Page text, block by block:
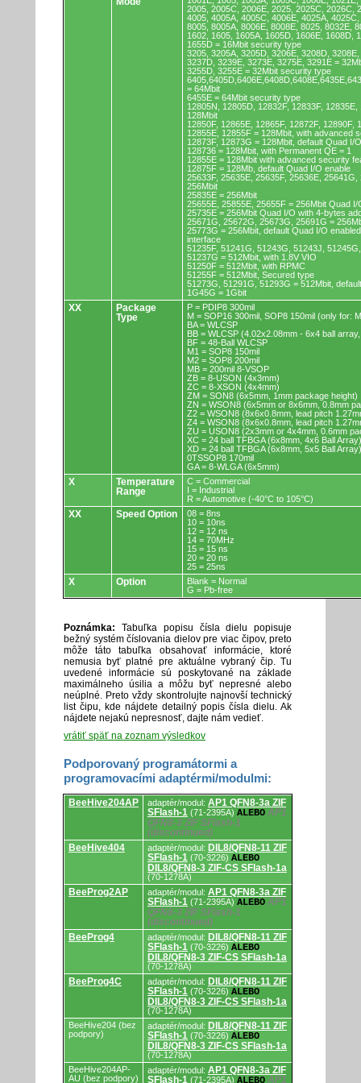
2005, 2005C, 2006E, 2025, 2025C, 2026C,
4005, 4005A, 4005C, 4006E, 4025A,
8005, 8005A, 8006E, 8008E, 8025, 8032E,
1602, 1605, 1605A, 1605D, 1606E, 1608D,
1655D = 16Mbit security type
3205, 3205A, 3205D, 3206E, 3208D,
3237D, 3239E, 3273E, 3275E, 3291E =
3255D, 3255E = 32Mbit security type
= 64Mbit
6455E = 64Mbit security type
12805N, 12805D, 12832F, 12833F,
128Mbit
12850F, 12865E, 12865F, 12872F, 12890F,
12855E, 12855F = 128Mbit, with advanced
12873F, 12873G = 128Mbit, default Quad I/
128736 = 128Mbit, with Permanent QE = 1
12855E = 128Mbit with advanced security
12875F = 128Mb, default Quad I/O enable
25633F, 25635E, 25635F, 25636E,
256Mbit
25835E = 256Mbit
25655E, 25855E, 25655F = 256Mbit Quad
25735E = 256Mbit Quad I/O with 4-bytes
25671G, 25672G, 25673G, 25691G =
25773G = 256Mbit, default Quad I/O
interface
51235F, 51241G, 51243G, 51243J,
51237G = 512Mbit, with 1.8V VIO
51250F = 512Mbit, with RPMC
51255F = 512Mbit, Secured type
51273G, 51291G, 51293G = 512Mbit,
1G45G = 1Gbit
XX
Package
Type
P = PDIP8 300mil
M = SOP16 300mil, SOP8 150mil (only for:
BA = WLCSP
BB = WLCSP (4.02x2.08mm - 6x4 ball
BF = 48-Ball WLCSP
M1 = SOP8 150mil
M2 = SOP8 200mil
MB = 200mil 8-VSOP
ZB = 8-USON (4x3mm)
ZC = 8-XSON (4x4mm)
ZM = SON8 (6x5mm, 1mm package height)
ZN = WSON8 (6x5mm or 8x6mm, 0.8mm
Z2 = WSON8 (8x6x0.8mm, lead pitch
Z4 = WSON8 (8x6x0.8mm, lead pitch
ZU = USON8 (2x3mm or 4x4mm, 0.6mm
XC = 24 ball TFBGA (6x8mm, 4x6 Ball Array)
XD = 24 ball TFBGA (6x8mm, 5x5 Ball Array)
0TSSOP8 170mil
GA = 8-WLGA (6x5mm)
X
Temperature
Range
C = Commercial
I = Industrial
R = Automotive (-40°C to 105°C)
XX Speed Option
08 = 8ns
10 = 10ns
12 = 12 ns
14 = 70MHz
15 = 15 ns
20 = 20 ns
25 = 25ns
X Option
Blank = Normal
G = Pb-free
Poznámka: Tabuľka popisu čísla dielu popisuje
bežný systém číslovania dielov pre viac čipov, preto
môže táto tabuľka obsahovať informácie, ktoré
nemusia byť platné pre aktuálne vybraný čip. Tu
uvedené informácie sú poskytované na základe
maximálneho úsilia a môžu byť nepresné alebo
neúplné. Preto vždy skontrolujte najnovší technický
list čipu, kde nájdete detailný popis čísla dielu. Ak
nájdete nejakú nepresnosť, dajte nám vedieť.
vrátiť späť na zoznam výsledkov
Podporovaný programátormi a
programovacími adaptérmi/modulmi:
Podporovaný
programátormi
adaptérmi/modulmi.
BeeHive204AP adaptér/modul: AP1 QFN8-3a ZIF
SFlash-1 (71-2395A) ALEBO AP1
QFN8-3 ZIF SFlash-1
(discontinued)
BeeHive404
adaptér/modul: DIL8/QFN8-11 ZIF
SFlash-1 (70-3226) ALEBO
DIL8/QFN8-3 ZIF-CS SFlash-1a
(70-1278A)
BeeProg2AP adaptér/modul: AP1 QFN8-3a ZIF
SFlash-1 (71-2395A) ALEBO AP1
QFN8-3 ZIF SFlash-1
(discontinued)
BeeProg4
adaptér/modul: DIL8/QFN8-11 ZIF
SFlash-1 (70-3226) ALEBO
DIL8/QFN8-3 ZIF-CS SFlash-1a
(70-1278A)
BeeProg4C adaptér/modul: DIL8/QFN8-11 ZIF
SFlash-1 (70-3226) ALEBO
DIL8/QFN8-3 ZIF-CS SFlash-1a
(70-1278A)
BeeHive204 (bez
podpory)
adaptér/modul: DIL8/QFN8-11 ZIF
SFlash-1 (70-3226) ALEBO
DIL8/QFN8-3 ZIF-CS SFlash-1a
(70-1278A)
BeeHive204AP-
AU (bez podpory)
adaptér/modul: AP1 QFN8-3a ZIF
SFlash-1 (71-2395A) ALEBO AP1